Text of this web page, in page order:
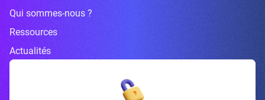
Qui sommes-nous ?
Ressources
Actualités
Inscrivez-vous à la newsletter